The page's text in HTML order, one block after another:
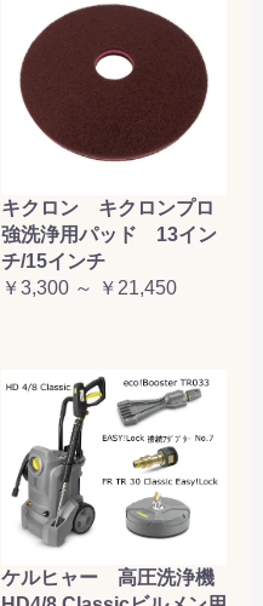
キクロン キクロンプロ
強洗浄用パッド 13イン
チ/15インチ
￥3,300 ～ ￥21,450
ケルヒャー 高圧洗浄機